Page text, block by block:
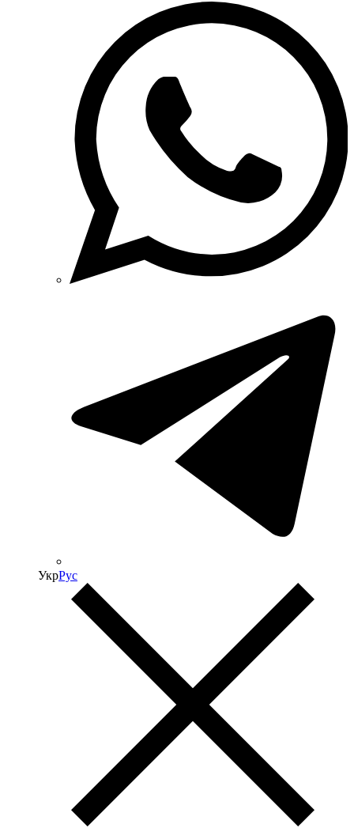
УкрРус